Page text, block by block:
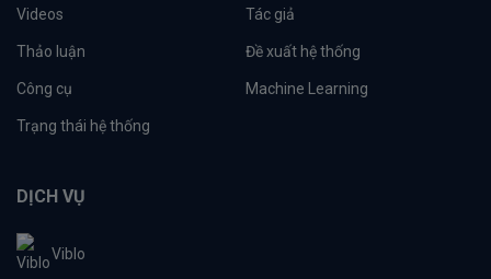
Videos Tác giả
Thảo luận Đề xuất hệ thống
Công cụ Machine Learning
Trạng thái hệ thống
DỊCH VỤ
Viblo